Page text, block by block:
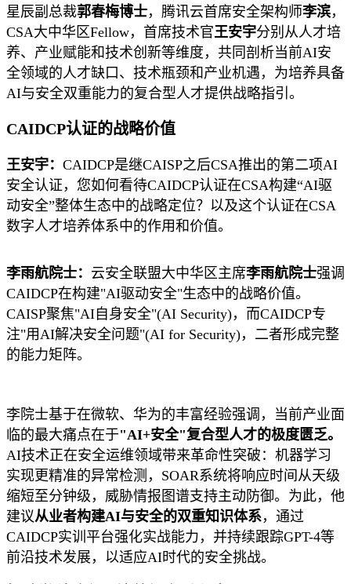
星辰副总裁郭春梅博士，腾讯云首席安全架构师李滨，
CSA大中华区Fellow，首席技术官王安宇分别从人才培
养、产业赋能和技术创新等维度，共同剖析当前AI安
全领域的人才缺口、技术瓶颈和产业机遇，为培养具备
AI与安全双重能力的复合型人才提供战略指引。
CAIDCP认证的战略价值
王安宇： CAIDCP是继CAISP之后CSA推出的第二项AI
安全认证，您如何看待CAIDCP认证在CSA构建“AI驱
动安全”整体生态中的战略定位？以及这个认证在CSA
数字人才培养体系中的作用和价值。
李雨航院士： 云安全联盟大中华区主席李雨航院士强调
CAIDCP在构建"AI驱动安全"生态中的战略价值。
CAISP聚焦"AI自身安全"(AI Security)，而CAIDCP专
注"用AI解决安全问题"(AI for Security)，二者形成完整
的能力矩阵。
李院士基于在微软、华为的丰富经验强调，当前产业面
临的最大痛点在于"AI+安全"复合型人才的极度匮乏。
AI技术正在安全运维领域带来革命性突破：机器学习
实现更精准的异常检测，SOAR系统将响应时间从天级
缩短至分钟级，威胁情报图谱支持主动防御。为此，他
建议从业者构建AI与安全的双重知识体系，通过
CAIDCP实训平台强化实战能力，并持续跟踪GPT-4等
前沿技术发展，以适应AI时代的安全挑战。